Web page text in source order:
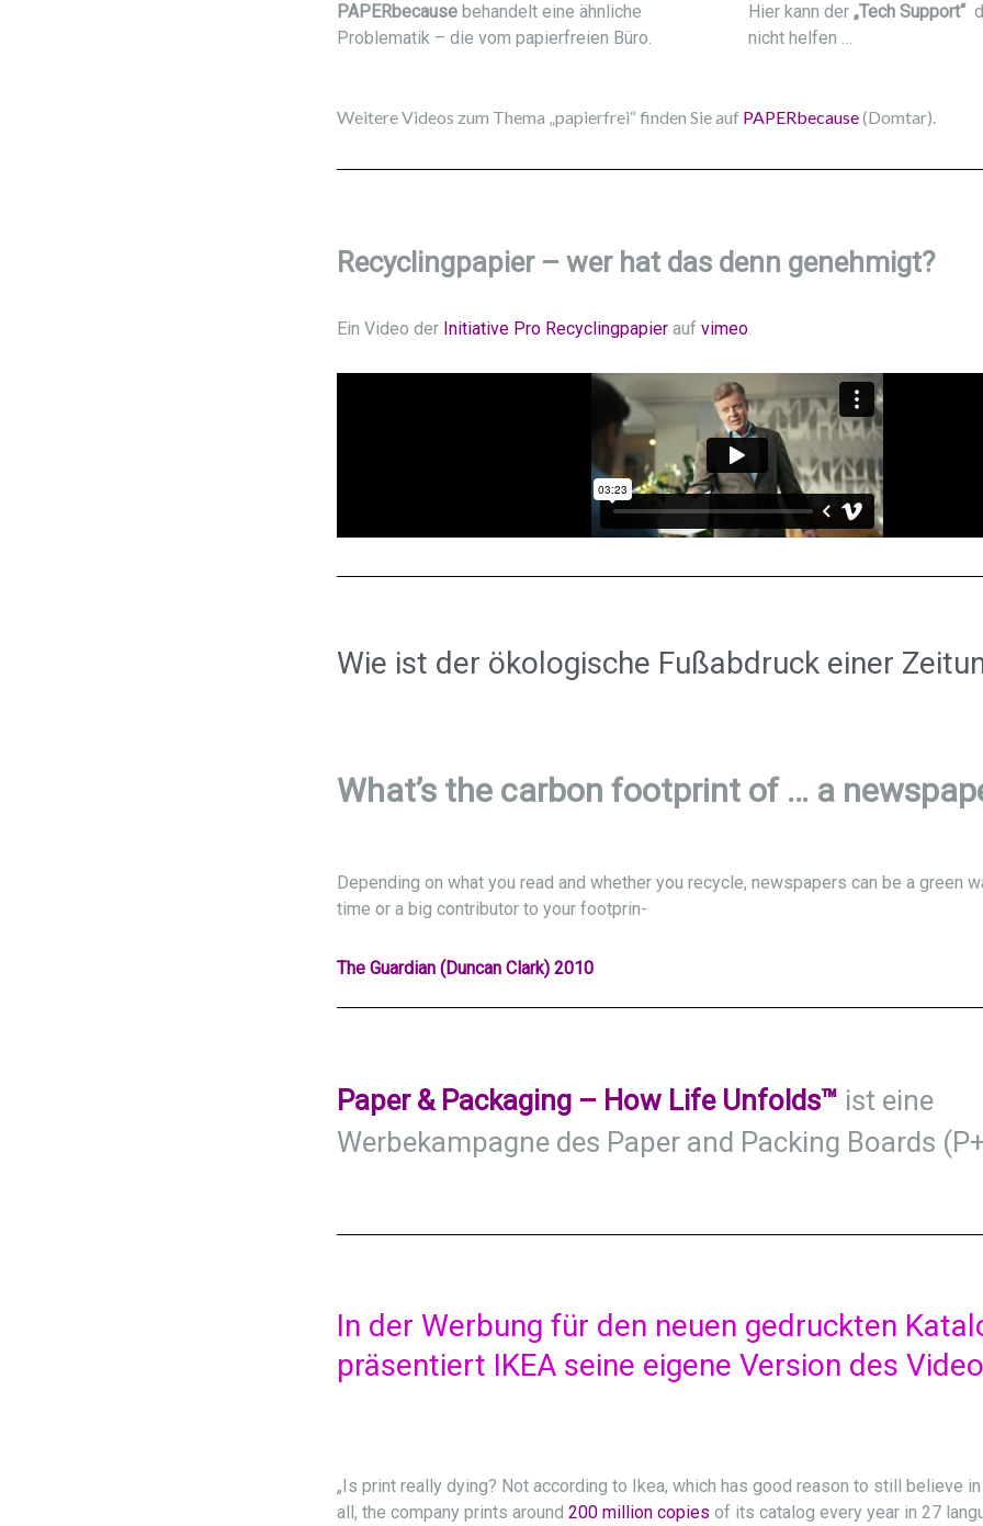
PAPERbecause behandelt eine ähnliche
Problematik – die vom papierfreien Büro.
Hier kann der „Tech Support“
nicht helfen …
Weitere Videos zum Thema „papierfrei“ finden Sie auf PAPERbecause(Domtar).
Recyclingpapier – wer hat das denn genehmigt?
Ein Video der Initiative Pro Recyclingpapier auf vimeo.
Wie ist der ökologische Fußabdruck einer
What’s the carbon footprint of … a
Depending on what you read and whether you recycle, newspapers can be a green
time or a big contributor to your footprin-
The Guardian (Duncan Clark) 2010
Paper & Packaging – How Life Unfolds™ ist eine
Werbekampagne des Paper and Packing Boards
In der Werbung für den neuen gedruckten
präsentiert IKEA seine eigene Version des
„Is print really dying? Not according to Ikea, which has good reason to still believe
all, the company prints around 200 million copies of its catalog every year in 27